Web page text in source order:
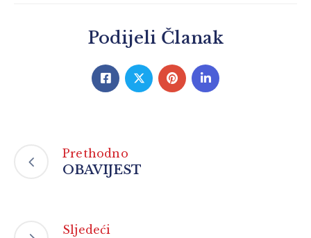
Podijeli Članak
Prethodno
OBAVIJEST
Sljedeći